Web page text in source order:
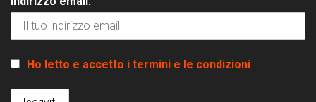
Ho letto e accetto i termini e le condizioni